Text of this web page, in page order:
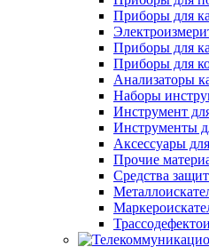
Приборы для
Приборы для
Приборы для
Анализаторы
Наборы
Инструмент
Инструменты
Аксессуары
Прочие
Средства